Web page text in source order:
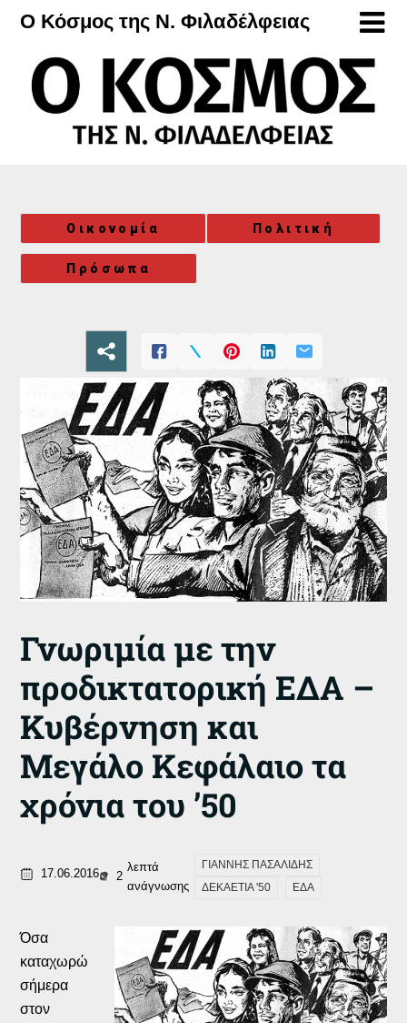
Μετάβαση
περιεχόμενο
Ο Κόσμος της Ν. Φιλαδέλφειας
Οικονομία Πολιτική
Πρόσωπα
Γνωριμία με την
προδικτατορική ΕΔΑ –
Κυβέρνηση και
Μεγάλο Κεφάλαιο τα
χρόνια του ’50
17.06.2016 2
λεπτά
ανάγνωσης
ΓΙΑΝΝΗΣ ΠΑΣΑΛΙΔΗΣ
ΔΕΚΑΕΤΙΑ '50
ΕΔΑ
Όσα
καταχωρώ
σήμερα
στον